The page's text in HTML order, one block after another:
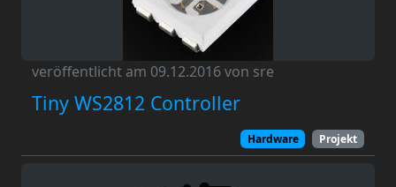
veröffentlicht am 09.12.2016 von sre
Tiny WS2812 Controller
Hardware Projekt